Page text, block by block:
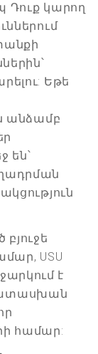
Դուք կարող
Եթե
անձամբ
են՝
USU
է
համար: